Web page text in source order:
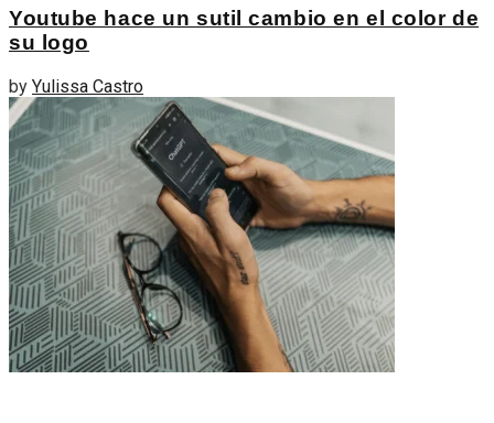
Youtube hace un sutil cambio en el color de
su logo
by Yulissa Castro